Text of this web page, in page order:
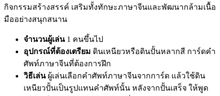
กิจกรรมสร้างสรรค์ เสริมทั้งทักษะภาษาจีนและพัฒนากล้ามเนื้อ
มืออย่างสนุกสนาน
จำนวนผู้เล่น 1 คนขึ้นไป
อุปกรณ์ที่ต้องเตรียม ดินเหนียวหรือดินปั้นหลากสี การ์ดคำ
ศัพท์ภาษาจีนที่ต้องการฝึก
วิธีเล่น ผู้เล่นเลือกคำศัพท์ภาษาจีนจากการ์ด แล้วใช้ดิน
เหนียวปั้นเป็นรูปแทนคำศัพท์นั้น หลังจากปั้นเสร็จ ให้พูด